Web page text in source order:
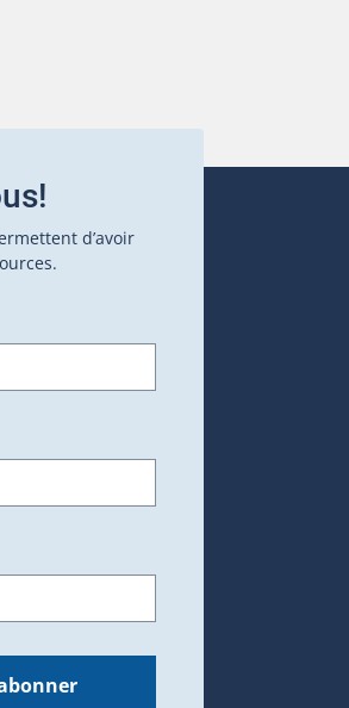
d’avoir